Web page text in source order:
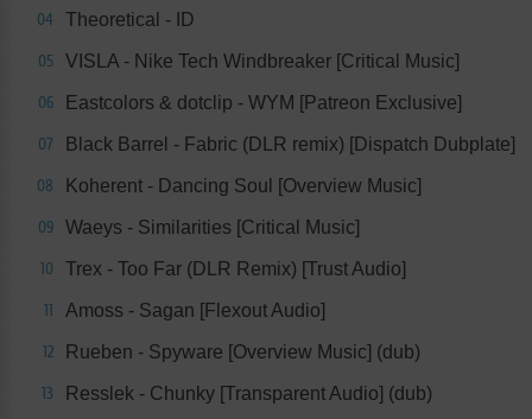
04 Theoretical - ID
05 VISLA - Nike Tech Windbreaker [Critical Music]
06 Eastcolors & dotclip - WYM [Patreon Exclusive]
07 Black Barrel - Fabric (DLR remix) [Dispatch Dubplate]
08 Koherent - Dancing Soul [Overview Music]
09 Waeys - Similarities [Critical Music]
10 Trex - Too Far (DLR Remix) [Trust Audio]
11 Amoss - Sagan [Flexout Audio]
12 Rueben - Spyware [Overview Music] (dub)
13 Resslek - Chunky [Transparent Audio] (dub)